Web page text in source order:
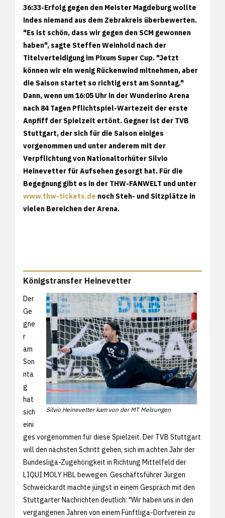
36:33-Erfolg gegen den Meister Magdeburg wollte
indes niemand aus dem Zebrakreis überbewerten.
"Es ist schön, dass wir gegen den SCM gewonnen
haben", sagte Steffen Weinhold nach der
Titelverteidigung im Pixum Super Cup. "Jetzt
können wir ein wenig Rückenwind mitnehmen, aber
die Saison startet so richtig erst am Sonntag."
Dann, wenn um 16:05 Uhr in der Wunderino Arena
nach 84 Tagen Pflichtspiel-Wartezeit der erste
Anpfiff der Spielzeit ertönt. Gegner ist der TVB
Stuttgart, der sich für die Saison einiges
vorgenommen und unter anderem mit der
Verpflichtung von Nationaltorhüter Silvio
Heinevetter für Aufsehen gesorgt hat. Für die
Begegnung gibt es in der THW-FANWELT und unter
www.thw-tickets.de noch Steh- und Sitzplätze in
vielen Bereichen der Arena.
Königstransfer Heinevetter
Silvio Heinevetter kam von der MT Melsungen
Der
Ge
gne
r
am
Son
nta
g
hat
sich
eini
ges vorgenommen für diese Spielzeit. Der TVB Stuttgart
will den nächsten Schritt gehen, sich im achten Jahr der
Bundesliga-Zugehörigkeit in Richtung Mittelfeld der
LIQUI MOLY HBL bewegen. Geschäftsführer Jürgen
Schweickardt machte jüngst in einem Gespräch mit den
Stuttgarter Nachrichten deutlich: "Wir haben uns in den
vergangenen Jahren von einem Fünftliga-Dorfverein zu